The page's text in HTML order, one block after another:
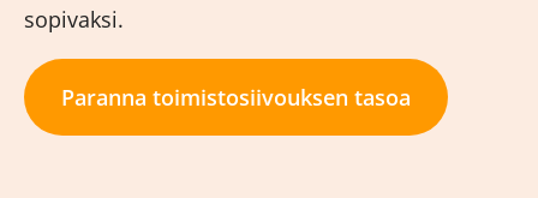
sopivaksi.
Paranna toimistosiivouksen tasoa